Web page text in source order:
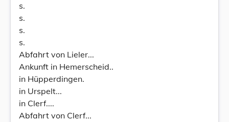
s.
s.
s.
s.
Abfahrt von Lieler...
Ankunft in Hemerscheid..
in Hüpperdingen.
in Urspelt...
in Clerf....
Abfahrt von Clerf...